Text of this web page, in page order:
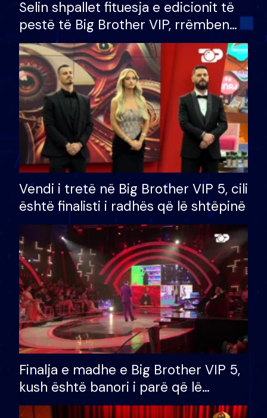
Selin shpallet fituesja e edicionit të
pestë të Big Brother VIP, rrëmben
çmimin e madh prej 100 mijë eurosh
Vendi i tretë në Big Brother VIP 5, cili
është finalisti i radhës që lë shtëpinë
Finalja e madhe e Big Brother VIP 5,
kush është banori i parë që lë
shtëpinë dhe humb mundësinë për